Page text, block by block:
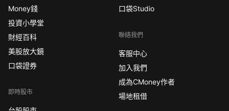
Money錢
投資小學堂
財經百科
美股放大鏡
口袋證券
即時股市
口袋Studio
聯絡我們
客服中心
加入我們
成為CMoney作者
場地租借